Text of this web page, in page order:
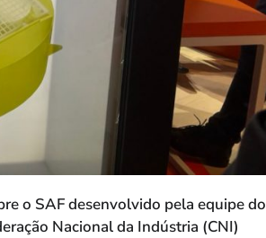
o SAF desenvolvido pela equipe do
Nacional da Indústria (CNI)